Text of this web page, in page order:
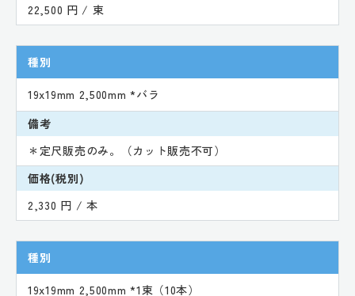
22,500 円 / 束
種別
19x19mm 2,500mm *バラ
備考
＊定尺販売のみ。（カット販売不可）
価格(税別)
2,330 円 / 本
種別
19x19mm 2,500mm *1束（10本）